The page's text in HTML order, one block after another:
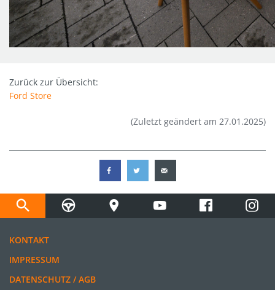
Zurück zur Übersicht:
Ford Store
(Zuletzt geändert am 27.01.2025)
KONTAKT
IMPRESSUM
DATENSCHUTZ / AGB